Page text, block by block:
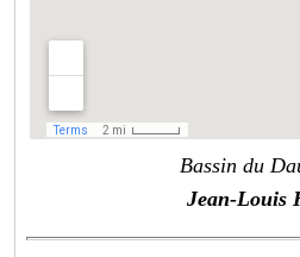
Bassin du
Jean-Louis